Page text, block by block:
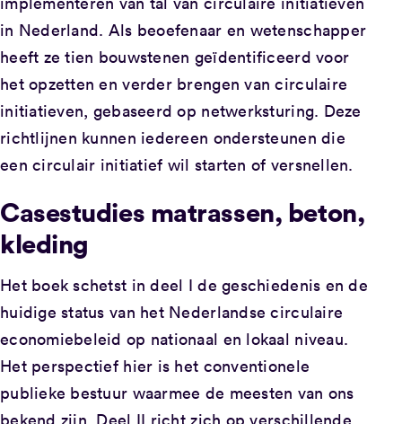
in Nederland. Als beoefenaar en wetenschapper
heeft ze tien bouwstenen geïdentificeerd voor
het opzetten en verder brengen van circulaire
initiatieven, gebaseerd op netwerksturing. Deze
richtlijnen kunnen iedereen ondersteunen die
een circulair initiatief wil starten of versnellen.
Casestudies matrassen, beton,
kleding
Het boek schetst in deel I de geschiedenis en de
huidige status van het Nederlandse circulaire
economiebeleid op nationaal en lokaal niveau.
Het perspectief hier is het conventionele
publieke bestuur waarmee de meesten van ons